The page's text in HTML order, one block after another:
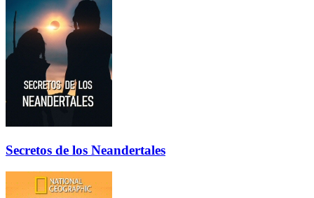
Secretos de los Neandertales